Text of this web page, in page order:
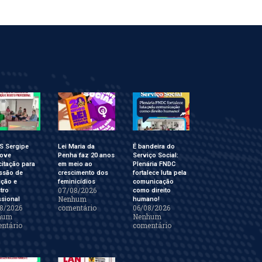
Sergipe
para
de
e
2026
Lei Maria da
Penha faz 20 anos
em meio ao
crescimento dos
feminicídios
07/08/2026
Nenhum
comentário
É bandeira do
Serviço Social:
Plenária FNDC
fortalece luta pela
comunicação
como direito
humano!
06/08/2026
Nenhum
comentário